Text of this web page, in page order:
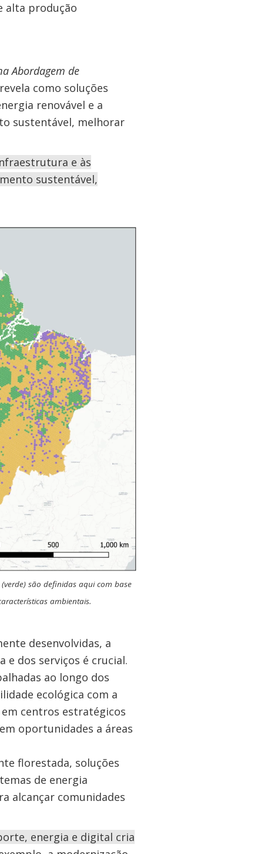
alta produção
Abordagem de
como soluções
renovável e a
sustentável, melhorar
e às
sustentável,
são definidas aqui com base
ambientais.
desenvolvidas, a
dos serviços é crucial.
ao longo dos
ecológica com a
centros estratégicos
oportunidades a áreas
florestada, soluções
de energia
alcançar comunidades
energia e digital cria